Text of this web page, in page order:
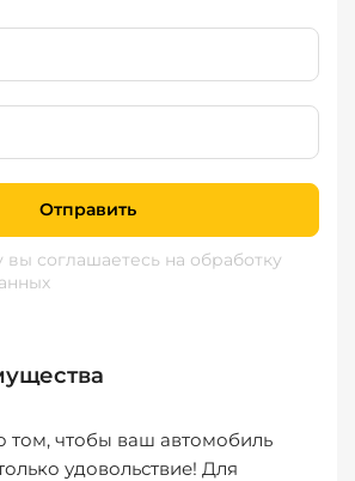
Отправить
соглашаетесь на обработку
том, чтобы ваш автомобиль
удовольствие! Для